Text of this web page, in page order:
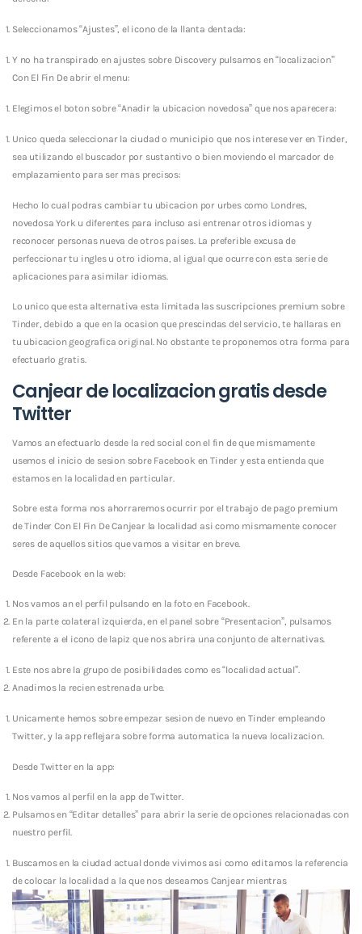
Seleccionamos “Ajustes”, el icono de la llanta dentada:
Y no ha transpirado en ajustes sobre Discovery pulsamos en “localizacion”
Con El Fin De abrir el menu:
Elegimos el boton sobre “Anadir la ubicacion novedosa” que nos aparecera:
Unico queda seleccionar la ciudad o municipio que nos interese ver en Tinder,
sea utilizando el buscador por sustantivo o bien moviendo el marcador de
emplazamiento para ser mas precisos:
Hecho lo cual podras cambiar tu ubicacion por urbes como Londres,
novedosa York u diferentes para incluso asi entrenar otros idiomas y
reconocer personas nueva de otros paises.La preferible excusa de
perfeccionar tu ingles u otro idioma, al igual que ocurre con esta serie de
aplicaciones para asimilar idiomas.
Lo unico que esta alternativa esta limitada las suscripciones premium sobre
Tinder, debido a que en la ocasion que prescindas del servicio, te hallaras en
tu ubicacion geografica original. No obstante te proponemos otra forma para
efectuarlo gratis.
Canjear de localizacion gratis desde
Twitter
Vamos an efectuarlo desde la red social con el fin de que mismamente
usemos el inicio de sesion sobre Facebook en Tinder y esta entienda que
estamos en la localidad en particular.
Sobre esta forma nos ahorraremos ocurrir por el trabajo de pago premium
de Tinder Con El Fin De Canjear la localidad asi­ como mismamente conocer
seres de aquellos sitios que vamos a visitar en breve.
Desde Facebook en la web:
Nos vamos an el perfil pulsando en la foto en Facebook.
En la parte colateral izquierda, en el panel sobre “Presentacion”, pulsamos
referente a el icono de lapiz que nos abrira una conjunto de alternativas.
Este nos abre la grupo de posibilidades como es “localidad actual”.
Anadimos la recien estrenada urbe.
Unicamente hemos sobre empezar sesion de nuevo en Tinder empleando
Twitter, y la app reflejara sobre forma automatica la nueva localizacion.
Desde Twitter en la app:
Nos vamos al perfil en la app de Twitter.
Pulsamos en “Editar detalles” para abrir la serie de opciones relacionadas con
nuestro perfil.
Buscamos en la ciudad actual donde vivimos asi­ como editamos la referencia
de colocar la localidad a la que nos deseamos Canjear mientras